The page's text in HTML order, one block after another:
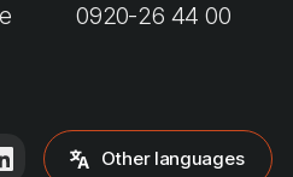
0920-26 44 00
Other languages